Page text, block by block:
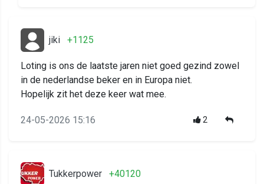
jiki +1125
Loting is ons de laatste jaren niet goed gezind zowel
in de nederlandse beker en in Europa niet.
Hopelijk zit het deze keer wat mee.
24-05-2026 15:16 2
Tukkerpower +40120